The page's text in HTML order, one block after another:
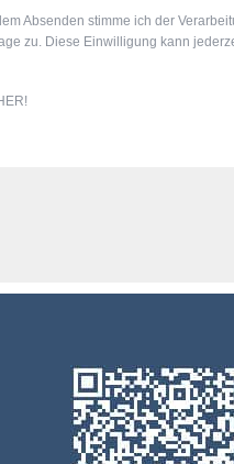
Absenden stimme ich der
zu. Diese Einwilligung kann